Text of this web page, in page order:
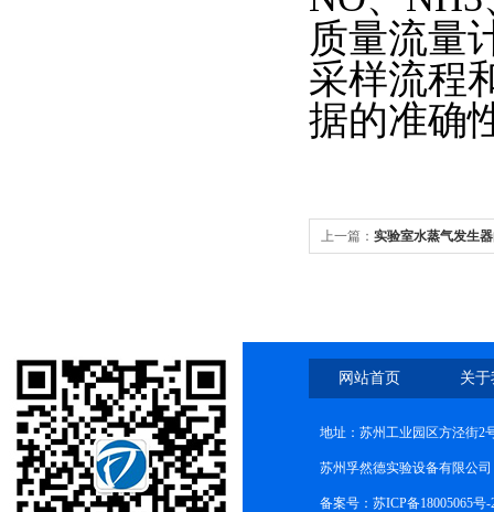
质量流量
采样流程
据的准确
上一篇： 实验室水蒸气发生
网站首页 关
地址：苏州工业园区方泾街2
苏州孚然德实验设备有限公司
备案号：苏ICP备18005065号-